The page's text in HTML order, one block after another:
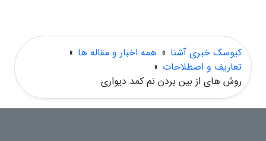
کیوسک خبری آشنا » همه اخبار و مقاله ها »
تعاریف و اصطلاحات »
روش های از بین بردن نم کمد دیواری